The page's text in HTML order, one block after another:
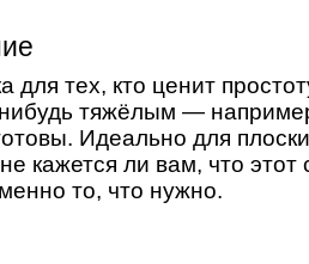
тех, кто ценит
тяжёлым —
Идеально для
кажется ли вам, что
то, что нужно.